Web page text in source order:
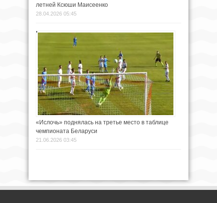
летней Ксюши Маисеенко
28.04.2026 05:45
«Ислочь» поднялась на третье место в таблице
чемпионата Беларуси
21.06.2026 03:45